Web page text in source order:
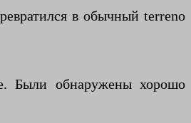
в обычный terreno
Были обнаружены хорошо